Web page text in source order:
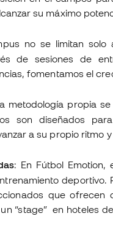
su máximo
no se limitan
de sesiones de
fomentamos el
metodología propia
son diseñados
a su propio ritmo
: En Fútbol Emotion,
que
“stage” en hoteles